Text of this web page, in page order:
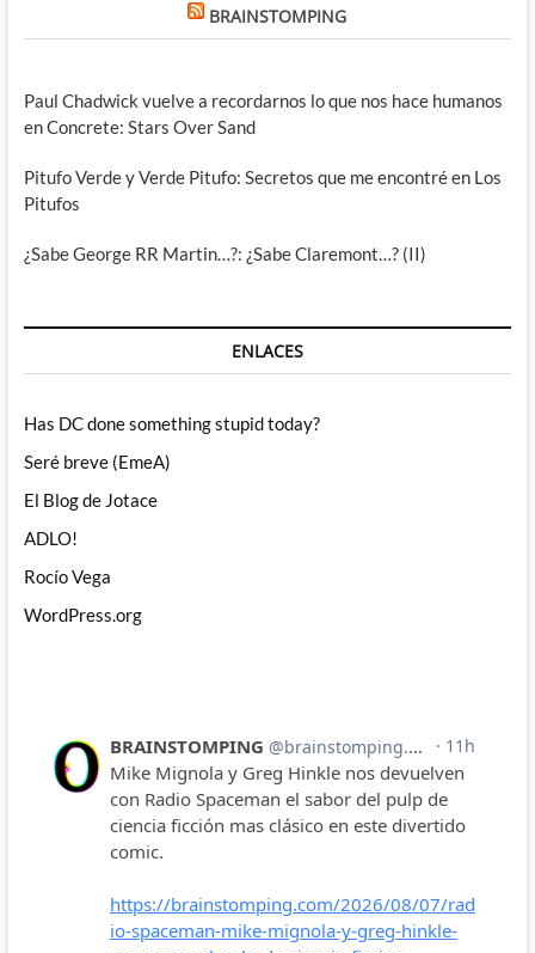
BRAINSTOMPING
Paul Chadwick vuelve a recordarnos lo que nos hace humanos
en Concrete: Stars Over Sand
Pitufo Verde y Verde Pitufo: Secretos que me encontré en Los
Pitufos
¿Sabe George RR Martin…?: ¿Sabe Claremont…? (II)
ENLACES
Has DC done something stupid today?
Seré breve (EmeA)
El Blog de Jotace
ADLO!
Rocío Vega
WordPress.org